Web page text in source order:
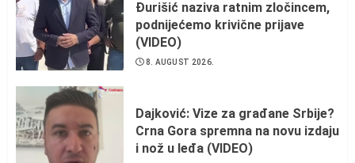
Đurišić naziva ratnim zločincem,
podnijećemo krivične prijave
(VIDEO)
8. AUGUST 2026.
Dajković: Vize za građane Srbije?
Crna Gora spremna na novu izdaju
i nož u leđa (VIDEO)